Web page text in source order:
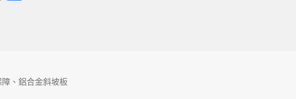
障 、鋁合金斜坡板